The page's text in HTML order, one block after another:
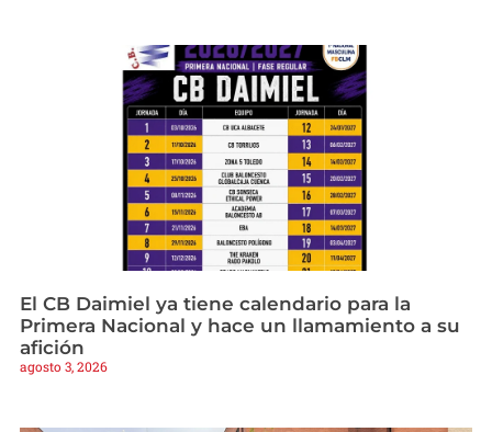
El CB Daimiel ya tiene calendario para la
Primera Nacional y hace un llamamiento a su
afición
agosto 3, 2026